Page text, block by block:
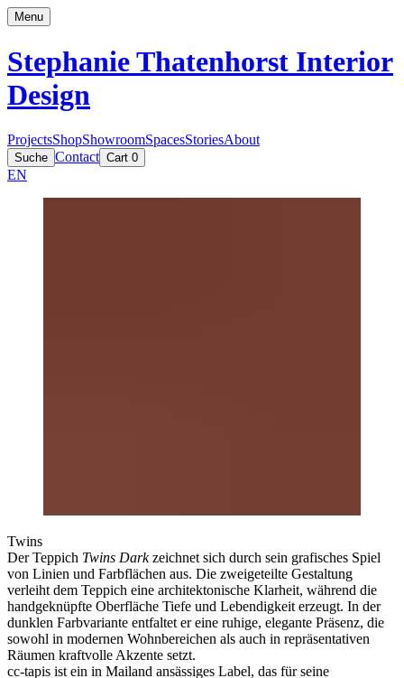
Menu
Stephanie Thatenhorst Interior
Design
ProjectsShopShowroomSpacesStoriesAbout
Suche Contact Cart 0
EN
Twins
Der Teppich Twins Darkzeichnet sich durch sein grafisches Spiel
von Linien und Farbflächen aus. Die zweigeteilte Gestaltung
verleiht dem Teppich eine architektonische Klarheit, während die
handgeknüpfte Oberfläche Tiefe und Lebendigkeit erzeugt. In der
dunklen Farbvariante entfaltet er eine ruhige, elegante Präsenz, die
sowohl in modernen Wohnbereichen als auch in repräsentativen
Räumen kraftvolle Akzente setzt.
cc-tapis ist ein in Mailand ansässiges Label, das für seine